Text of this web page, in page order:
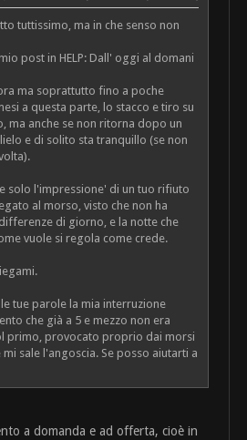
tuttissimo, ma in che senso non
post in HELP: Dall' oggi al domani
ma soprattutto fino a poche
a questa parte, lo stacco e tiro su
ma anche se non ritorna dopo un
e di solito sta tranquillo (se non
solo l'impressione' di un tuo rifiuto
al morso, visto che non ha
di giorno, e la notte che
vuole si regola come crede.
tue parole la mia interruzione
che già a 5 e mezzo non era
primo, provocato proprio dai morsi
sale l'angoscia. Se posso aiutarti a
a domanda e ad offerta, cioè in